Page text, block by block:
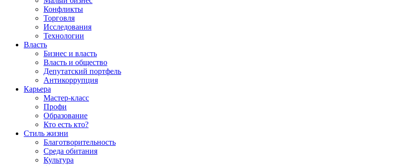
Конфликты
Торговля
Исследования
Технологии
Власть
Бизнес и власть
Власть и общество
Депутатский портфель
Антикоррупция
Карьера
Мастер-класс
Профи
Образование
Кто есть кто?
Стиль жизни
Благотворительность
Среда обитания
Культура